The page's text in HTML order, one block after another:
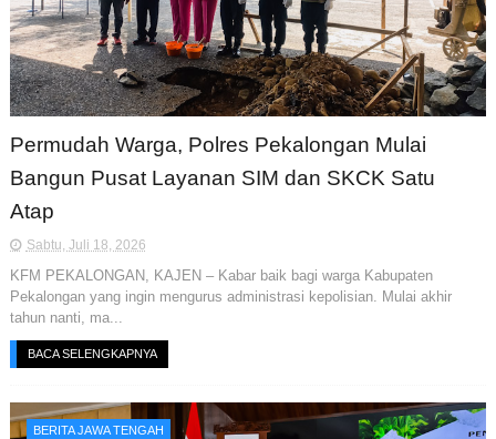
Permudah Warga, Polres Pekalongan Mulai
Bangun Pusat Layanan SIM dan SKCK Satu
Atap
Sabtu, Juli 18, 2026
KFM PEKALONGAN, KAJEN – Kabar baik bagi warga Kabupaten
Pekalongan yang ingin mengurus administrasi kepolisian. Mulai akhir
tahun nanti, ma...
BACA SELENGKAPNYA
BERITA JAWA TENGAH